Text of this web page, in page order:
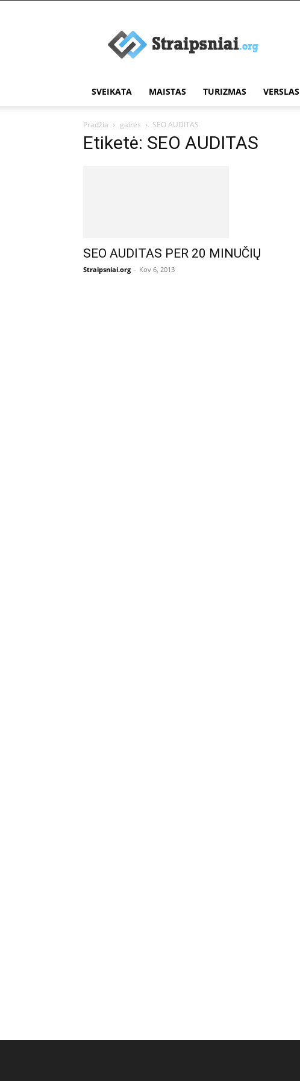
straipsniai
SVEIKATA MAISTAS TURIZMAS VERSLAS
Pradžia gairės SEO AUDITAS
Etiketė: SEO AUDITAS
SEO AUDITAS PER 20 MINUČIŲ
Straipsniai.org - Kov 6, 2013